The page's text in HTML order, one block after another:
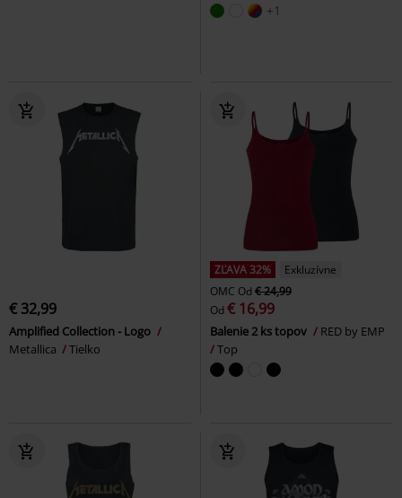
+1
€ 32,99
Amplified Collection - Logo
Metallica
Tielko
ZĽAVA 32%
Exkluzívne
OMC Od € 24,99
Od € 16,99
Balenie 2 ks topov
RED by EMP
Top